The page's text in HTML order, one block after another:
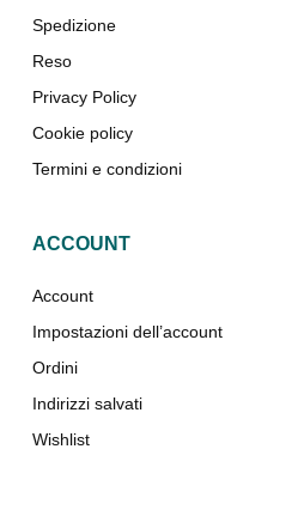
Spedizione
Reso
Privacy Policy
Cookie policy
Termini e condizioni
ACCOUNT
Account
Impostazioni dell’account
Ordini
Indirizzi salvati
Wishlist